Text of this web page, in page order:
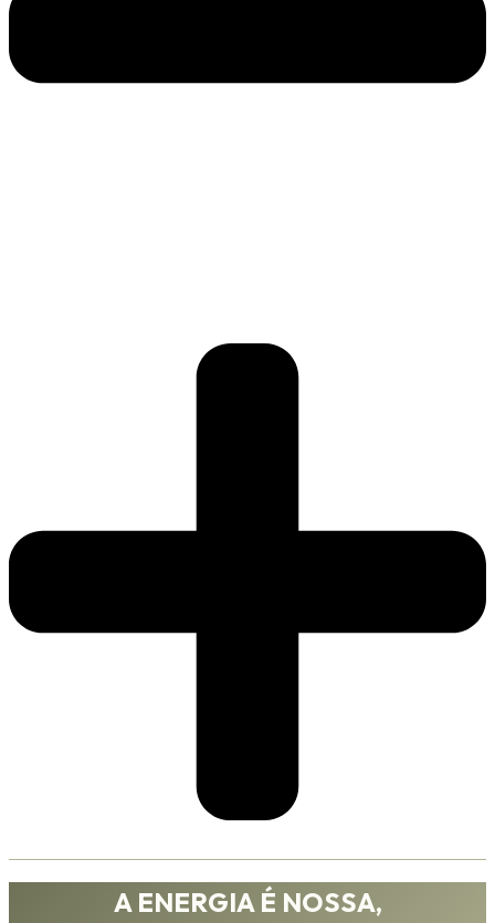
A ENERGIA É NOSSA,